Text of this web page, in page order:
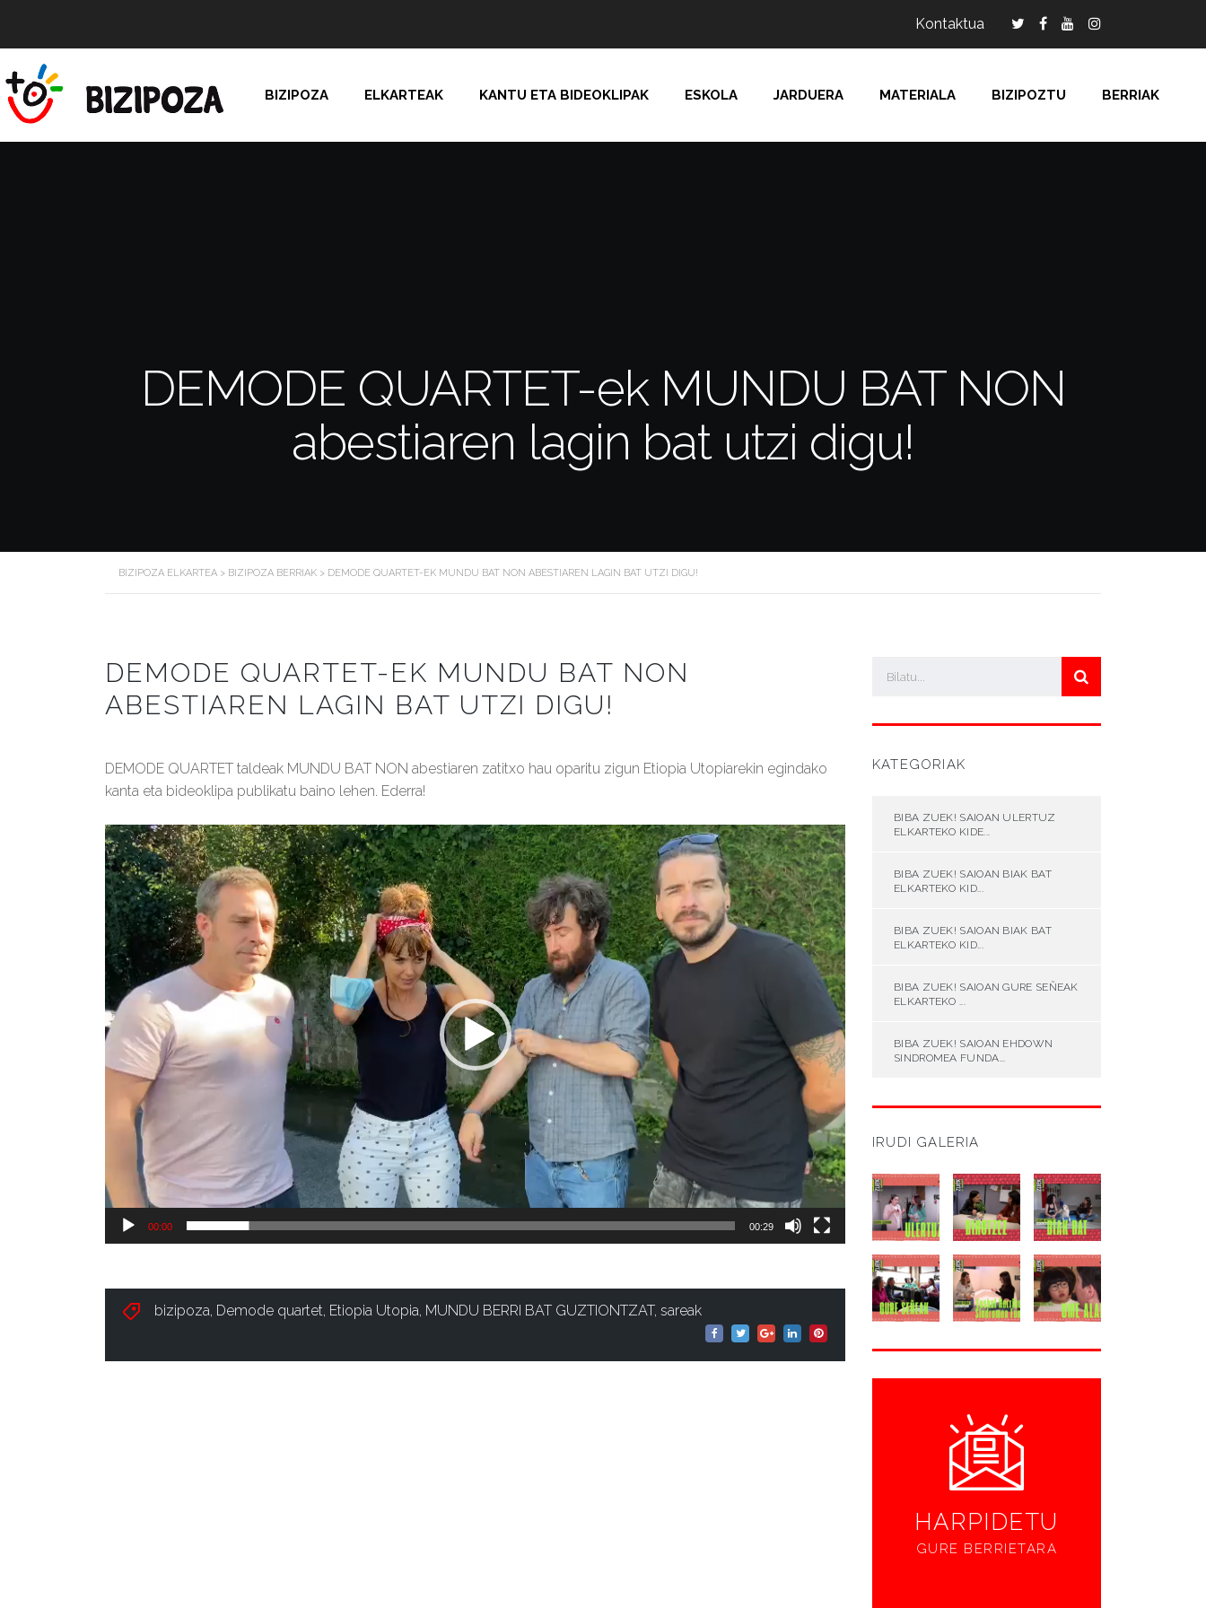
Kontaktua
BIZIPOZA ELKARTEAK KANTU ETA BIDEOKLIPAK ESKOLA JARDUERA MATERIALA BIZIPOZTU BERRIAK
DEMODE QUARTET-ek MUNDU BAT NON
abestiaren lagin bat utzi digu!
BIZIPOZA ELKARTEA > BIZIPOZA BERRIAK > DEMODE QUARTET-EK MUNDU BAT NON ABESTIAREN LAGIN BAT UTZI DIGU!
DEMODE QUARTET-EK MUNDU BAT NON
ABESTIAREN LAGIN BAT UTZI DIGU!
DEMODE QUARTET taldeak MUNDU BAT NON abestiaren zatitxo hau oparitu zigun Etiopia Utopiarekin egindako
kanta eta bideoklipa publikatu baino lehen. Ederra!
Video
Player
00:00 00:29
bizipoza, Demode quartet, Etiopia Utopia, MUNDU BERRI BAT GUZTIONTZAT, sareak
KATEGORIAK
BIBA ZUEK! SAIOAN ULERTUZ
ELKARTEKO KIDE...
BIBA ZUEK! SAIOAN BIAK BAT
ELKARTEKO KID...
BIBA ZUEK! SAIOAN BIAK BAT
ELKARTEKO KID...
BIBA ZUEK! SAIOAN GURE SEÑEAK
ELKARTEKO ...
BIBA ZUEK! SAIOAN EHDOWN
SINDROMEA FUNDA...
IRUDI GALERIA
HARPIDETU
GURE BERRIETARA